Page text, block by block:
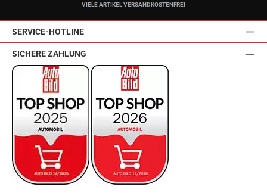
VIELE ARTIKEL VERSANDKOSTENFREI
SERVICE-HOTLINE
SICHERE ZAHLUNG